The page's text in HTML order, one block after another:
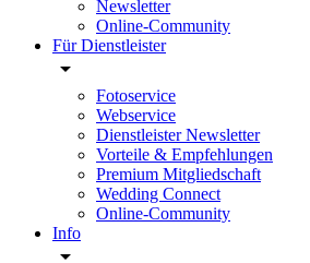
Newsletter
Online-Community
Für Dienstleister
Fotoservice
Webservice
Dienstleister Newsletter
Vorteile & Empfehlungen
Premium Mitgliedschaft
Wedding Connect
Online-Community
Info